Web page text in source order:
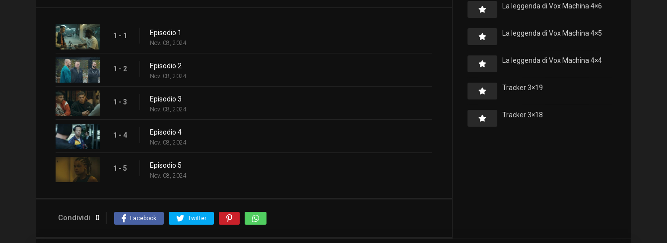
1 - 1 Episodio 1
Nov. 08, 2024
1 - 2 Episodio 2
Nov. 08, 2024
1 - 3 Episodio 3
Nov. 08, 2024
1 - 4 Episodio 4
Nov. 08, 2024
1 - 5 Episodio 5
Nov. 08, 2024
Condividi 0 Facebook Twitter
La leggenda di Vox Machina 4×6
La leggenda di Vox Machina 4×5
La leggenda di Vox Machina 4×4
Tracker 3×19
Tracker 3×18